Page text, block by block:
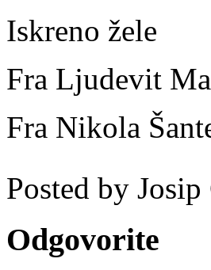
Iskreno žele
Fra Ljudevit
Fra Nikola
Posted by Josip
Odgovorite